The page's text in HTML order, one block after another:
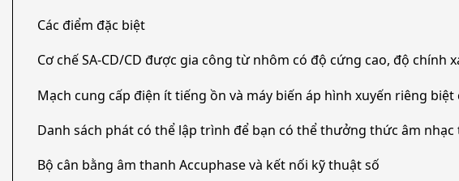
Các điểm đặc biệt
Cơ chế SA-CD/CD được gia công từ nhôm có độ cứng cao, độ chính
Mạch cung cấp điện ít tiếng ồn và máy biến áp hình xuyến riêng
Danh sách phát có thể lập trình để bạn có thể thưởng thức âm
Bộ cân bằng âm thanh Accuphase và kết nối kỹ thuật số